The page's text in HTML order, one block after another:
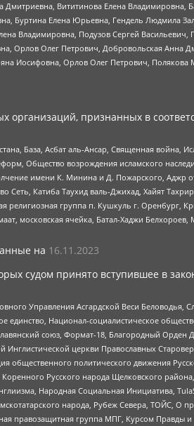
Вититинова Елена
Буртина Елена Юрьевна, Гендель Людмила
Владимировна, Подузов Сергей Васильевич,
Олег Петрович, Добровольская Анна
Иосифовна, Орлов Олег Петрович,
признанных в
База, Асбат аль-Ансар, Священная война,
Общество возрождения исламского
имени К. Минина и Д. Пожарского, Аджр
Сеть, Катиба Таухид валь-Джихад, Хайят
религиозная группа п. Кушкуль г. Оренбург,
московская ячейка, Батал-Хаджи
на 16.11.2023
судом принято вступившее в
Управления Асгардской Веси
Национал-социалистическое
союз, Формат-18, Благородный
церкви Православных
политического движения
Русского народа Щелковского
Народная Социальная Инициатива,
народа, Рубеж Севера, ТОЙС, О
группа МПГ, Курсом Правды